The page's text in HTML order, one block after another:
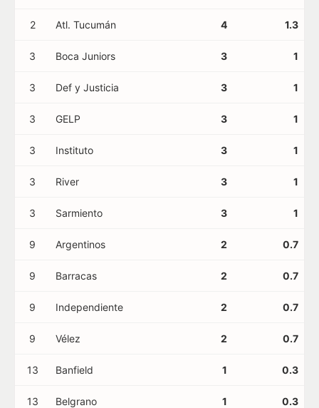
2 Atl. Tucumán 4 1.3
3 Boca Juniors 3 1
3 Def y Justicia 3 1
3 GELP 3 1
3 Instituto 3 1
3 River 3 1
3 Sarmiento 3 1
9 Argentinos 2 0.7
9 Barracas 2 0.7
9 Independiente 2 0.7
9 Vélez 2 0.7
13 Banfield 1 0.3
13 Belgrano 1 0.3